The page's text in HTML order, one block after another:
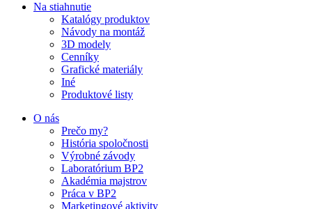
Na stiahnutie
Katalógy produktov
Návody na montáž
3D modely
Cenníky
Grafické materiály
Iné
Produktové listy
O nás
Prečo my?
História spoločnosti
Výrobné závody
Laboratórium BP2
Akadémia majstrov
Práca v BP2
Marketingové aktivity